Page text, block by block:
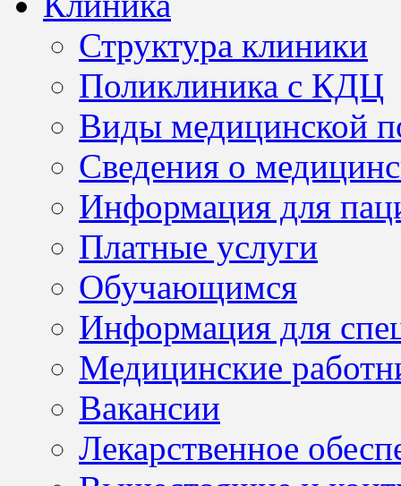
Структура клиники
Поликлиника с КДЦ
Виды медицинской
Сведения о
Информация для
Платные услуги
Обучающимся
Информация для
Медицинские
Вакансии
Лекарственное